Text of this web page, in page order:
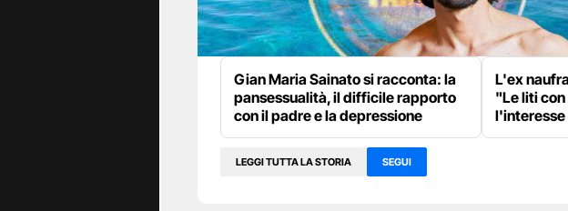
Gian Maria Sainato si racconta: la
pansessualità, il difficile rapporto
con il padre e la depressione
L'ex
"Le liti
LEGGI TUTTA LA STORIA SEGUI